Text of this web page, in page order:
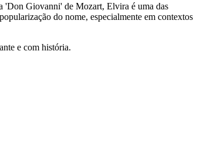
'Don Giovanni' de Mozart, Elvira é uma das
do nome, especialmente em contextos
e com história.